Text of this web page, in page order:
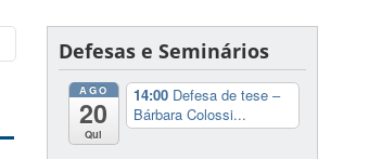
Defesas e Seminários
AGO
20
Qui
14:00 Defesa de tese –
Bárbara Colossi...